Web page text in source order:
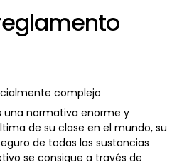
complejo
una normativa enorme y
de su clase en el mundo, su
de todas las sustancias
se consigue a través de